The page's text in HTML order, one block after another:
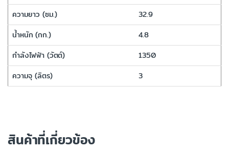
สินค้าที่เกี่ยวข้อง
ความยาว (ซม.)
32.9
น้ำหนัก (กก.)
4.8
กำลังไฟฟ้า (วัตต์)
1350
ความจุ (ลิตร)
3